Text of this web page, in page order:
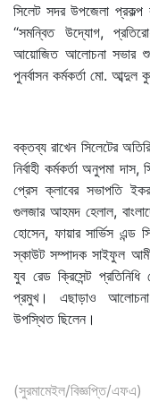
সিলেট সদর উপজেলা প্রকল্প
“সমন্বিত উদ্যোগ,
আয়োজিত আলোচনা সভার
পুনর্বাসন কর্মকর্তা মো. আব্দুল
বক্তব্য রাখেন সিলেটের
নির্বাহী কর্মকর্তা অনুপমা
প্রেস ক্লাবের সভাপতি
গুলজার আহমদ হেলাল,
হোসেন, ফায়ার সার্ভিস এন্ড
স্কাউট সম্পাদক সাইফুল
যুব রেড ক্রিসেন্ট
প্রমুখ। এছাড়াও আলোচনা
উপস্থিত ছিলেন।
(সুরমামেইল/বিজ্ঞপ্তি/এফএ)